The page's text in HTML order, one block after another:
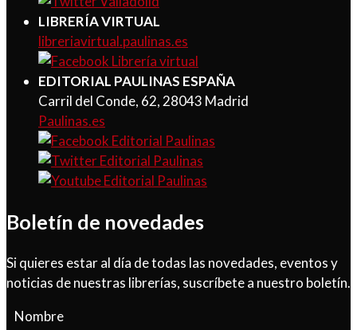
LIBRERÍA VIRTUAL
libreriavirtual.paulinas.es
EDITORIAL PAULINAS ESPAÑA
Carril del Conde, 62, 28043 Madrid
Paulinas.es
Boletín de novedades
Si quieres estar al día de todas las novedades, eventos y
noticias de nuestras librerías, suscríbete a nuestro boletín.
Nombre